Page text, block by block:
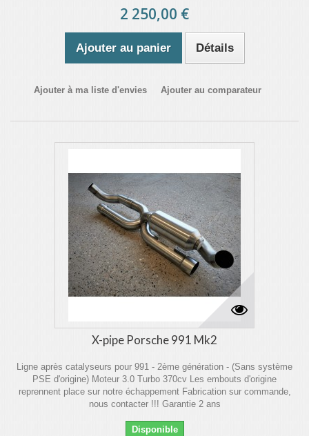
2 250,00 €
Ajouter au panier Détails
Ajouter à ma liste d'envies Ajouter au comparateur
X-pipe Porsche 991 Mk2
Ligne après catalyseurs pour 991 - 2ème génération - (Sans système
PSE d'origine) Moteur 3.0 Turbo 370cv Les embouts d'origine
reprennent place sur notre échappement Fabrication sur commande,
nous contacter !!! Garantie 2 ans
Disponible